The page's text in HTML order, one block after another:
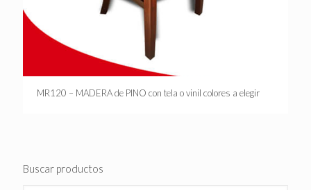
MR120 – MADERA de PINO con tela o vinil colores a elegir
Buscar productos